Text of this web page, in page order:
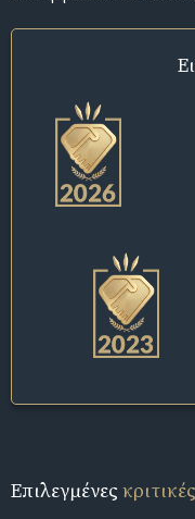
Επιλεγμένεςκριτικές